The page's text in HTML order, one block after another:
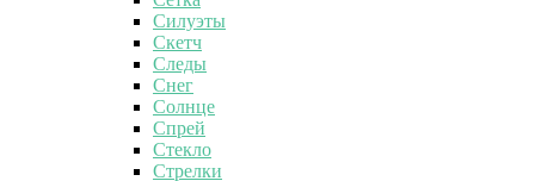
Силуэты
Скетч
Следы
Снег
Солнце
Спрей
Стекло
Стрелки